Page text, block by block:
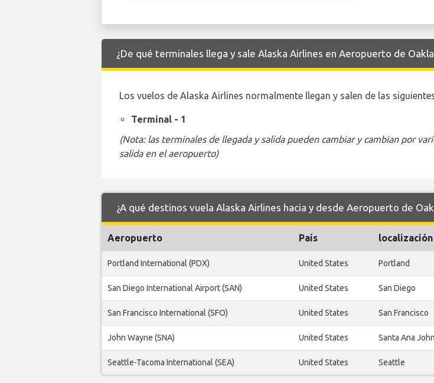
¿De qué terminales llega y sale Alaska Airlines en Aeropuerto de
Los vuelos de Alaska Airlines normalmente llegan y salen de las
Terminal - 1
(Nota: las terminales de llegada y salida pueden cambiar y cambian por
salida en el aeropuerto)
¿A qué destinos vuela Alaska Airlines hacia y desde Aeropuerto de
Aeropuerto País localización
Portland International (PDX) United States Portland
San Diego International Airport (SAN) United States San Diego
San Francisco International (SFO) United States San Francisco
John Wayne (SNA) United States Santa Ana
Seattle-Tacoma International (SEA) United States Seattle